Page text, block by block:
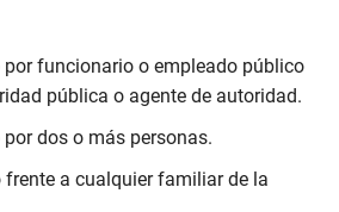
funcionario o empleado público
pública o agente de autoridad.
dos o más personas.
a cualquier familiar de la